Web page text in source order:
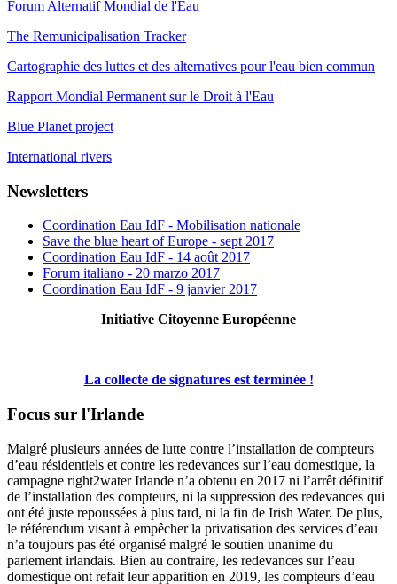
Forum Alternatif Mondial de l'Eau
The Remunicipalisation Tracker
Cartographie des luttes et des alternatives pour l'eau bien commun
Rapport Mondial Permanent sur le Droit à l'Eau
Blue Planet project
International rivers
Newsletters
Coordination Eau IdF - Mobilisation nationale
Save the blue heart of Europe - sept 2017
Coordination Eau IdF - 14 août 2017
Forum italiano - 20 marzo 2017
Coordination Eau IdF - 9 janvier 2017
Initiative Citoyenne Européenne
La collecte de signatures est terminée !
Focus sur l'Irlande
Malgré plusieurs années de lutte contre l’installation de compteurs
d’eau résidentiels et contre les redevances sur l’eau domestique, la
campagne right2water Irlande n’a obtenu en 2017 ni l’arrêt définitif
de l’installation des compteurs, ni la suppression des redevances qui
ont été juste repoussées à plus tard, ni la fin de Irish Water. De plus,
le référendum visant à empêcher la privatisation des services d’eau
n’a toujours pas été organisé malgré le soutien unanime du
parlement irlandais. Bien au contraire, les redevances sur l’eau
domestique ont refait leur apparition en 2019, les compteurs d’eau